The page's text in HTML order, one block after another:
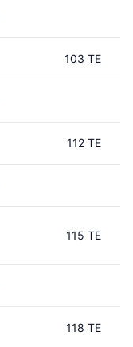
103 TE
112 TE
115 TE
118 TE